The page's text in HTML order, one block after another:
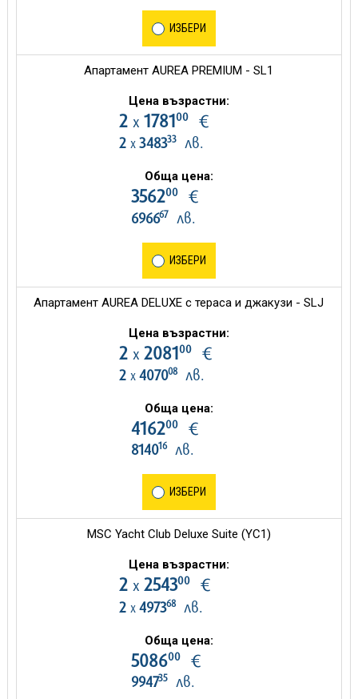
ИЗБЕРИ
Апартамент AUREA PREMIUM - SL1
Цена възрастни:
2 х 178100€
2 х 348333лв.
Обща цена:
356200€
696667лв.
ИЗБЕРИ
Апартамент AUREA DELUXE с тераса и джакузи - SLJ
Цена възрастни:
2 х 208100€
2 х 407008лв.
Обща цена:
416200€
814016лв.
ИЗБЕРИ
MSC Yacht Club Deluxe Suite (YC1)
Цена възрастни:
2 х 254300€
2 х 497368лв.
Обща цена:
508600€
994735лв.